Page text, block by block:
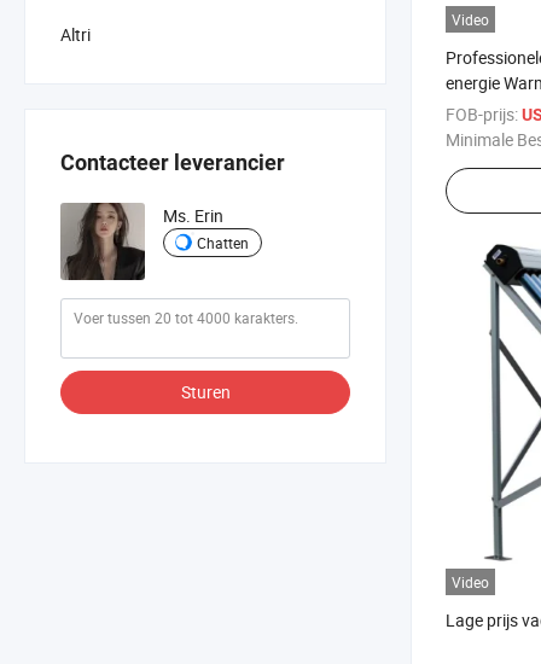
Video
energie
FOB-prijs:
Minimale
Video
Lage prijs
Altri
Contacteer leverancier
Ms. Erin
Chatten
Sturen